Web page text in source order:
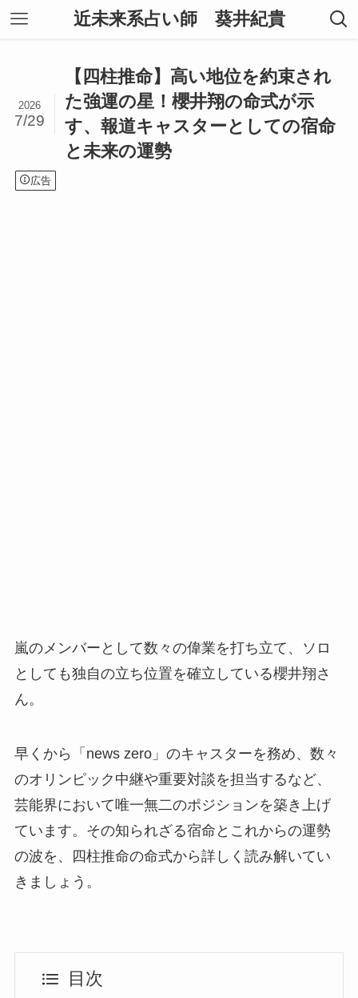
近未来系占い師 葵井紀貴
【四柱推命】高い地位を約束され
た強運の星！櫻井翔の命式が示
す、報道キャスターとしての宿命
と未来の運勢
2026
7/29
広告
嵐のメンバーとして数々の偉業を打ち立て、ソロ
としても独自の立ち位置を確立している櫻井翔さ
ん。
早くから「news zero」のキャスターを務め、数々
のオリンピック中継や重要対談を担当するなど、
芸能界において唯一無二のポジションを築き上げ
ています。その知られざる宿命とこれからの運勢
の波を、四柱推命の命式から詳しく読み解いてい
きましょう。
目次